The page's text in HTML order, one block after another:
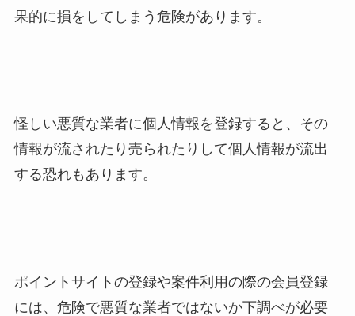
果的に損をしてしまう危険があります。
怪しい悪質な業者に個人情報を登録すると、その
情報が流されたり売られたりして個人情報が流出
する恐れもあります。
ポイントサイトの登録や案件利用の際の会員登録
には、危険で悪質な業者ではないか下調べが必要